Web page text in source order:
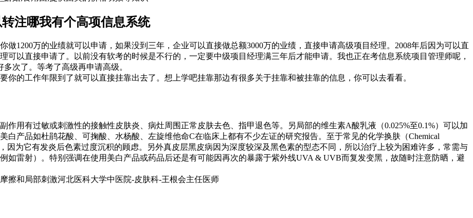
注哪我有个高项信息系统
1200万的业绩就可以申请，如果没到三年，企业可以直接做总额3000万的业绩，直接申请高级项目经理。2008年后因为可以直
可以直接申请了。以前没有软考的时候是不行的，一定要中级项目经理满三年后才能申请。我也正在考信息系统项目管理师呢，
次了。等考了高级再申请高级。
的工作年限到了就可以直接挂靠出去了。想上学吧挂靠那边有很多关于挂靠和被挂靠的信息，你可以去看看。
作用有过敏或刺激性的接触性皮肤炎、病灶周围正常皮肤去色、指甲退色等。另局部的维生素A酸乳液（0.025%至0.1%）可以加
白产品如杜鹃花酸、可掬酸、水杨酸、左旋维他命C在临床上都有不少左证的研究报告。至于常见的化学换肤（Chemical
因为它有发炎后色素过度沉积的顾虑。另外真皮层黑皮病因为深度较深及黑色素的型态不同，所以治疗上较为困难许多，常需与
如雷射）。特别强调在使用美白产品或药品后还是有可能因再次的暴露于紫外线UVA & UVB而复发变黑，故随时注意防晒，避
擦和局部刺激河北医科大学中医院-皮肤科-王根会主任医师